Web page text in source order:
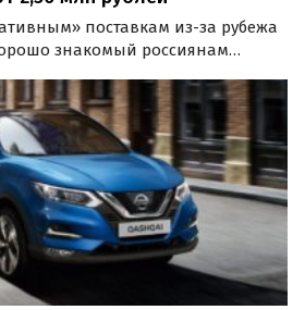
поставкам из-за рубежа
знакомый россиянам
совсем новые третьего
как дилеры, так и частные